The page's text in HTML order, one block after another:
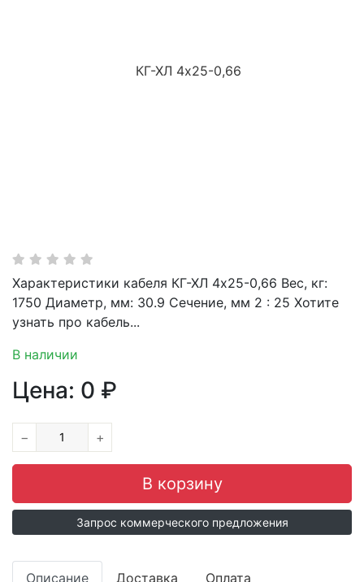
Характеристики кабеля КГ-ХЛ 4х25-0,66 Вес, кг:
1750 Диаметр, мм: 30.9 Сечение, мм 2 : 25 Хотите
узнать про кабель...
В наличии
Цена: 0 ₽
− +
Запрос коммерческого предложения
Описание Доставка Оплата